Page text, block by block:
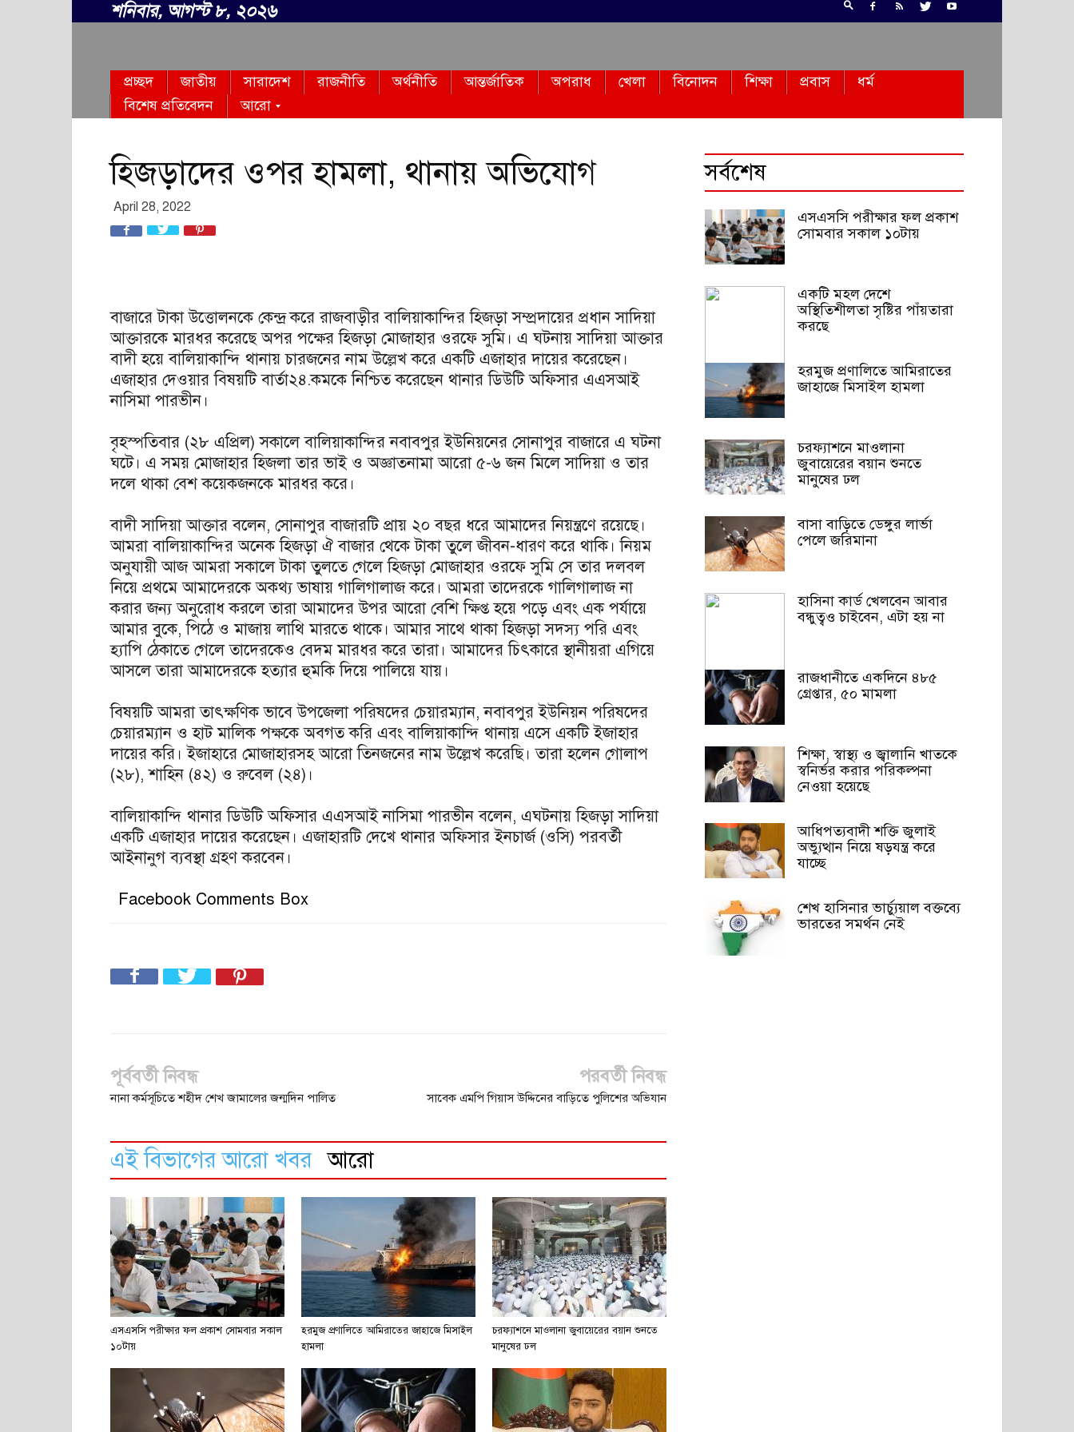
শনিবার, আগস্ট ৮, ২০২৬
বাংলা
প্রচ্ছদ জাতীয় সারাদেশ রাজনীতি অর্থনীতি আন্তর্জাতিক অপরাধ খেলা বিনোদন শিক্ষা প্রবাস
ধর্ম
বিশেষ প্রতিবেদন
আরো
হিজড়াদের ওপর হামলা, থানায় অভিযোগ
April 28, 2022
বাজারে টাকা উত্তোলনকে কেন্দ্র করে রাজবাড়ীর বালিয়াকান্দির হিজড়া সম্প্রদায়ের প্রধান সাদিয়া
আক্তারকে মারধর করেছে অপর পক্ষের হিজড়া মোজাহার ওরফে সুমি। এ ঘটনায় সাদিয়া আক্তার
বাদী হয়ে বালিয়াকান্দি থানায় চারজনের নাম উল্লেখ করে একটি এজাহার দায়ের করেছেন।
এজাহার দেওয়ার বিষয়টি বার্তা২৪.কমকে নিশ্চিত করেছেন থানার ডিউটি অফিসার এএসআই
নাসিমা পারভীন।
বৃহস্পতিবার (২৮ এপ্রিল) সকালে বালিয়াকান্দির নবাবপুর ইউনিয়নের সোনাপুর বাজারে এ ঘটনা
ঘটে। এ সময় মোজাহার হিজলা তার ভাই ও অজ্ঞাতনামা আরো ৫-৬ জন মিলে সাদিয়া ও তার
দলে থাকা বেশ কয়েকজনকে মারধর করে।
বাদী সাদিয়া আক্তার বলেন, সোনাপুর বাজারটি প্রায় ২০ বছর ধরে আমাদের নিয়ন্ত্রণে রয়েছে।
আমরা বালিয়াকান্দির অনেক হিজড়া ঐ বাজার থেকে টাকা তুলে জীবন-ধারণ করে থাকি। নিয়ম
অনুযায়ী আজ আমরা সকালে টাকা তুলতে গেলে হিজড়া মোজাহার ওরফে সুমি সে তার দলবল
নিয়ে প্রথমে আমাদেরকে অকথ্য ভাষায় গালিগালাজ করে। আমরা তাদেরকে গালিগালাজ না
করার জন্য অনুরোধ করলে তারা আমাদের উপর আরো বেশি ক্ষিপ্ত হয়ে পড়ে এবং এক পর্যায়ে
আমার বুকে, পিঠে ও মাজায় লাথি মারতে থাকে। আমার সাথে থাকা হিজড়া সদস্য পরি এবং
হ্যাপি ঠেকাতে গেলে তাদেরকেও বেদম মারধর করে তারা। আমাদের চিৎকারে স্থানীয়রা এগিয়ে
আসলে তারা আমাদেরকে হত্যার হুমকি দিয়ে পালিয়ে যায়।
বিষয়টি আমরা তাৎক্ষণিক ভাবে উপজেলা পরিষদের চেয়ারম্যান, নবাবপুর ইউনিয়ন পরিষদের
চেয়ারম্যান ও হাট মালিক পক্ষকে অবগত করি এবং বালিয়াকান্দি থানায় এসে একটি ইজাহার
দায়ের করি। ইজাহারে মোজাহারসহ আরো তিনজনের নাম উল্লেখ করেছি। তারা হলেন গোলাপ
(২৮), শাহিন (৪২) ও রুবেল (২৪)।
বালিয়াকান্দি থানার ডিউটি অফিসার এএসআই নাসিমা পারভীন বলেন, এঘটনায় হিজড়া সাদিয়া
একটি এজাহার দায়ের করেছেন। এজাহারটি দেখে থানার অফিসার ইনচার্জ (ওসি) পরবর্তী
আইনানুগ ব্যবস্থা গ্রহণ করবেন।
Facebook Comments Box
পূর্ববর্তী নিবন্ধ
নানা কর্মসূচিতে শহীদ শেখ জামালের জন্মদিন পালিত
পরবর্তী নিবন্ধ
সাবেক এমপি গিয়াস উদ্দিনের বাড়িতে পুলিশের অভিযান
এই বিভাগের আরো খবর আরো
এসএসসি পরীক্ষার ফল প্রকাশ সোমবার সকাল
১০টায়
হরমুজ প্রণালিতে আমিরাতের জাহাজে মিসাইল
হামলা
চরফ্যাশনে মাওলানা জুবায়েরের বয়ান শুনতে
মানুষের ঢল
সর্বশেষ
এসএসসি পরীক্ষার ফল প্রকাশ
সোমবার সকাল ১০টায়
একটি মহল দেশে
অস্থিতিশীলতা সৃষ্টির পাঁয়তারা
করছে
হরমুজ প্রণালিতে আমিরাতের
জাহাজে মিসাইল হামলা
চরফ্যাশনে মাওলানা
জুবায়েরের বয়ান শুনতে
মানুষের ঢল
বাসা বাড়িতে ডেঙ্গুর লার্ভা
পেলে জরিমানা
হাসিনা কার্ড খেলবেন আবার
বন্ধুত্বও চাইবেন, এটা হয় না
রাজধানীতে একদিনে ৪৮৫
গ্রেপ্তার, ৫০ মামলা
শিক্ষা, স্বাস্থ্য ও জ্বালানি খাতকে
স্বনির্ভর করার পরিকল্পনা
নেওয়া হয়েছে
আধিপত্যবাদী শক্তি জুলাই
অভ্যুত্থান নিয়ে ষড়যন্ত্র করে
যাচ্ছে
শেখ হাসিনার ভার্চ্যুয়াল বক্তব্যে
ভারতের সমর্থন নেই